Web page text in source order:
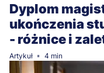
Dyplom
ukończenia
- różnice i
Artykuł 4 min